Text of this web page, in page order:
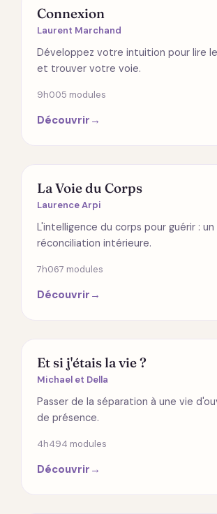
RELATIONS
Connexion
Laurent Marchand
Développez votre intuition pour lire
et trouver votre voie.
9h005 modules
Découvrir →
ÉMOTIONS
La Voie du Corps
Laurence Arpi
L'intelligence du corps pour guérir :
réconciliation intérieure.
7h067 modules
Découvrir →
SPIRITUALITÉ
Et si j'étais la vie ?
Michael et Della
Passer de la séparation à une vie
de présence.
4h494 modules
Découvrir →